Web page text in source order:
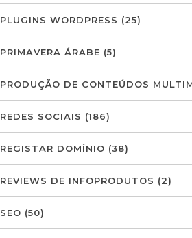
PLUGINS WORDPRESS (25)
PRIMAVERA ÁRABE (5)
PRODUÇÃO DE CONTEÚDOS
REDES SOCIAIS (186)
REGISTAR DOMÍNIO (38)
REVIEWS DE INFOPRODUTOS (2)
SEO (50)